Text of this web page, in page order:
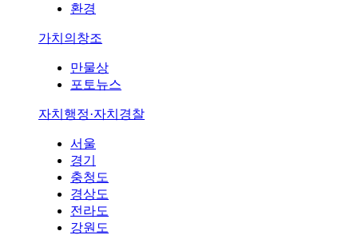
환경
가치의창조
만물상
포토뉴스
자치행정·자치경찰
서울
경기
충청도
경상도
전라도
강원도